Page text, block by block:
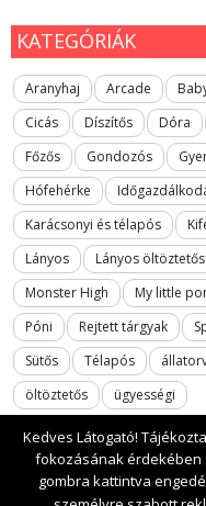
KATEGÓRIÁK
Aranyhaj Arcade
Cicás
Díszítős Dóra
Főzős
Gondozós
Hófehérke
Karácsonyi és télapós
Lányos
Lányos
Monster High
My little
Póni
Rejtett tárgyak
Sütős
Télapós
öltöztetős
ügyességi
2017 All rights reserved.
Kedves Látogató!
fokozásának érdekében
gombra kattintva